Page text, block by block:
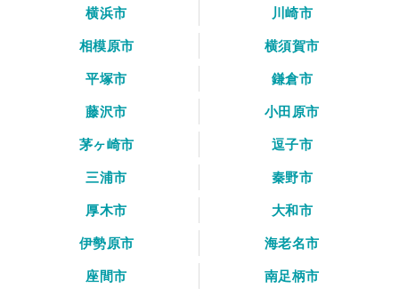
横浜市
川崎市
相模原市
横須賀市
平塚市
鎌倉市
藤沢市
小田原市
茅ヶ崎市
逗子市
三浦市
秦野市
厚木市
大和市
伊勢原市
海老名市
座間市
南足柄市